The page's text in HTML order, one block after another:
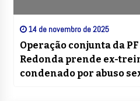
14 de novembro de 2025
Operação conjunta da
Redonda prende ex-
condenado por abuso